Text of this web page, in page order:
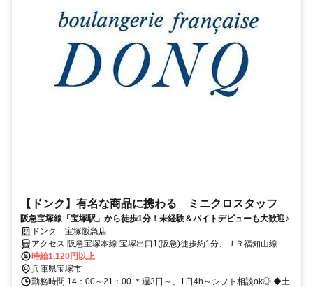
【ドンク】有名な商品に携わる ミニクロスタッフ
阪急宝塚線「宝塚駅」から徒歩1分！未経験＆バイトデビューも大歓迎♪
ドンク 宝塚阪急店
アクセス 阪急宝塚本線 宝塚出口1(阪急)徒歩約1分、ＪＲ福知山線
〔宝塚線〕 宝塚出口1徒歩約4分
時給1,120円以上
兵庫県宝塚市
勤務時間 14：00～21：00 ＊週3日～、1日4h～シフト相談ok◎ ◆土